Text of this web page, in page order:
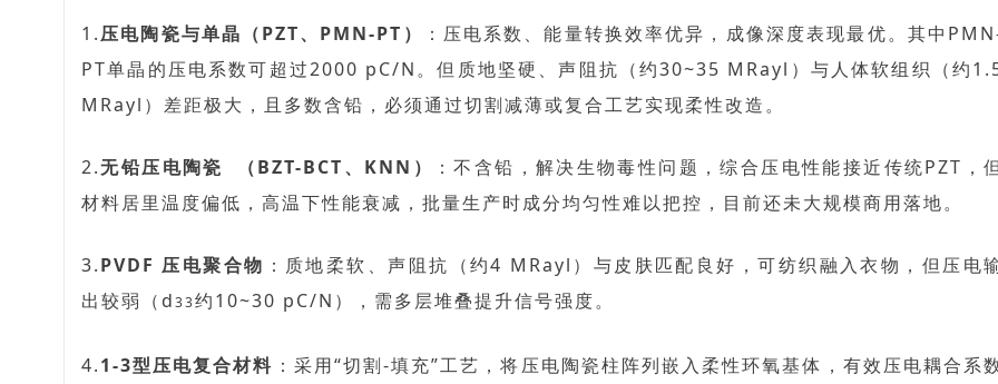
1.压电陶瓷与单晶 （PZT、PMN-PT） ： 压电系数、能量转换效率优异，成像深度表现最优。其中
PT单晶的压电系数可超过2000 pC/N。但质地坚硬、声阻抗（约30~35 MRayl）与人体软组织（约
MRayl）差距极大，且多数含铅， 必须通过切割减薄或复合工艺实现柔性改造。
2.无铅压电陶瓷 （BZT-BCT、KNN） ：不含铅， 解决生物毒性问题，综合压电性能接近传统PZT ，但
材料居里温度偏低，高温下性能衰减，批量生产时成分均匀性难以把控，目前还未大规模商用落地。
3.PVDF 压电聚合物 ： 质地柔软、声阻抗（约4 MRayl）与皮肤匹配良好，可纺织融入衣物， 但压电
出较弱（d33约10~30 pC/N） ，需多层堆叠提升信号强度。
4.1-3型压电复合材料 ： 采用“切割-填充”工艺，将压电陶瓷柱阵列嵌入柔性环氧基体， 有效压电耦合系